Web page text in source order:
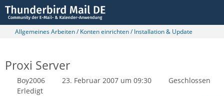
Allgemeines Arbeiten / Konten einrichten / Installation & Update
Proxi Server
Boy2006 23. Februar 2007 um 09:30
Geschlossen
Erledigt